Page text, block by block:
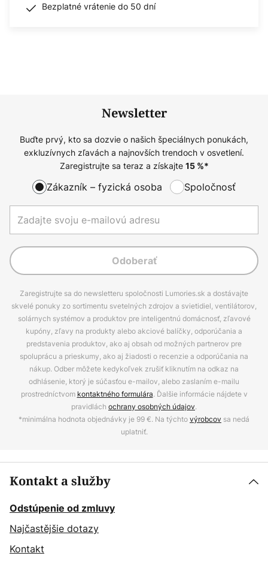
Bezplatné vrátenie do 50 dní
Newsletter
Buďte prvý, kto sa dozvie o našich špeciálnych ponukách,
exkluzívnych zľavách a najnovších trendoch v osvetlení.
Zaregistrujte sa teraz a získajte 15%*
Zákazník – fyzická osoba Spoločnosť
Odoberať
Zaregistrujte sa do newsletteru spoločnosti Lumories.sk a dostávajte
skvelé ponuky zo sortimentu svetelných zdrojov a svietidiel, ventilátorov,
solárnych systémov a produktov pre inteligentnú domácnosť, zľavové
kupóny, zľavy na produkty alebo akciové balíčky, odporúčania a
predstavenia produktov, ako aj obsah od možných partnerov pre
spoluprácu a prieskumy, ako aj žiadosti o recenzie a odporúčania na
nákup. Odber môžete kedykoľvek zrušiť kliknutím na odkaz na
odhlásenie, ktorý je súčasťou e-mailov, alebo zaslaním e-mailu
prostredníctvom kontaktného formulára. Ďalšie informácie nájdete v
pravidlách ochrany osobných údajov.
*minimálna hodnota objednávky je 99 €. Na týchtovýrobcov sa nedá
uplatniť.
Kontakt a služby
Odstúpenie od zmluvy
Najčastějšie dotazy
Kontakt